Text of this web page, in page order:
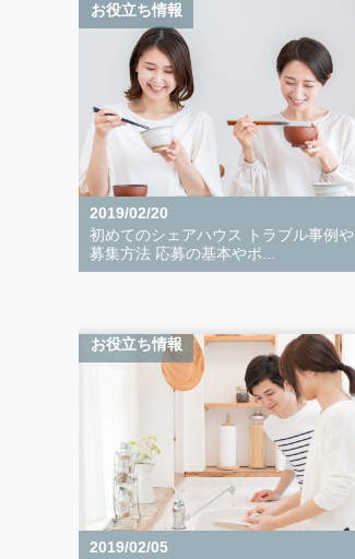
お役立ち情報
2019/02/20
初めてのシェアハウス トラブル事例や
募集方法 応募の基本やポ...
お役立ち情報
2019/02/05